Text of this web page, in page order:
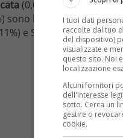
(0,004%) e la Sicilia
sono le regioni che
e Sicilia (0,046%).
I tuoi dati
raccolte dal tuo
del dispositivo)
visualizzate e
questo sito. Noi
localizzazione
Alcuni fornitori
dell'interesse
sotto. Cerca un
gestire o
cookie.